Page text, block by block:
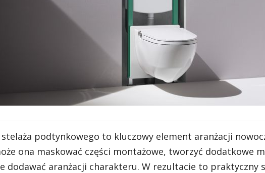
podtynkowego to kluczowy element aranżacji
ona maskować części montażowe, tworzyć dodatkowe
dodawać aranżacji charakteru. W rezultacie to praktyczny